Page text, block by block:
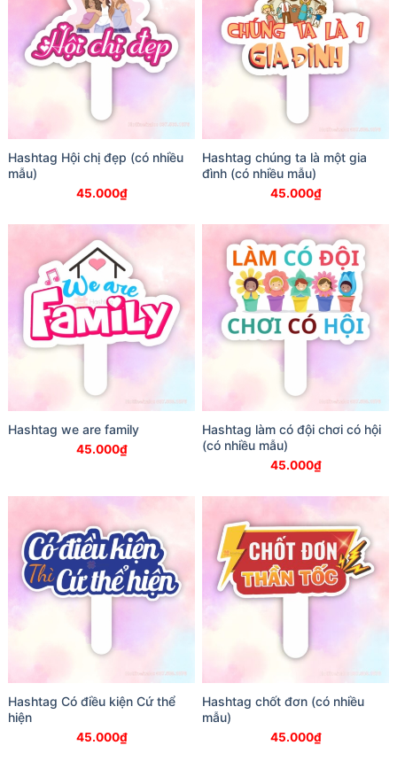
Hashtag Hội chị đẹp (có nhiều
mẫu)
45.000₫
Hashtag chúng ta là một gia
đình (có nhiều mẫu)
45.000₫
Hashtag we are family
45.000₫
Hashtag làm có đội chơi có hội
(có nhiều mẫu)
45.000₫
Hashtag Có điều kiện Cứ thể
hiện
45.000₫
Hashtag chốt đơn (có nhiều
mẫu)
45.000₫